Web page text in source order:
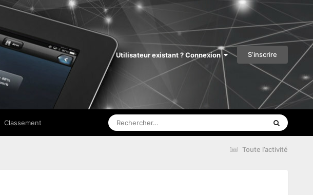
Utilisateur existant ? Connexion S’inscrire
Classement
Toute l’activité